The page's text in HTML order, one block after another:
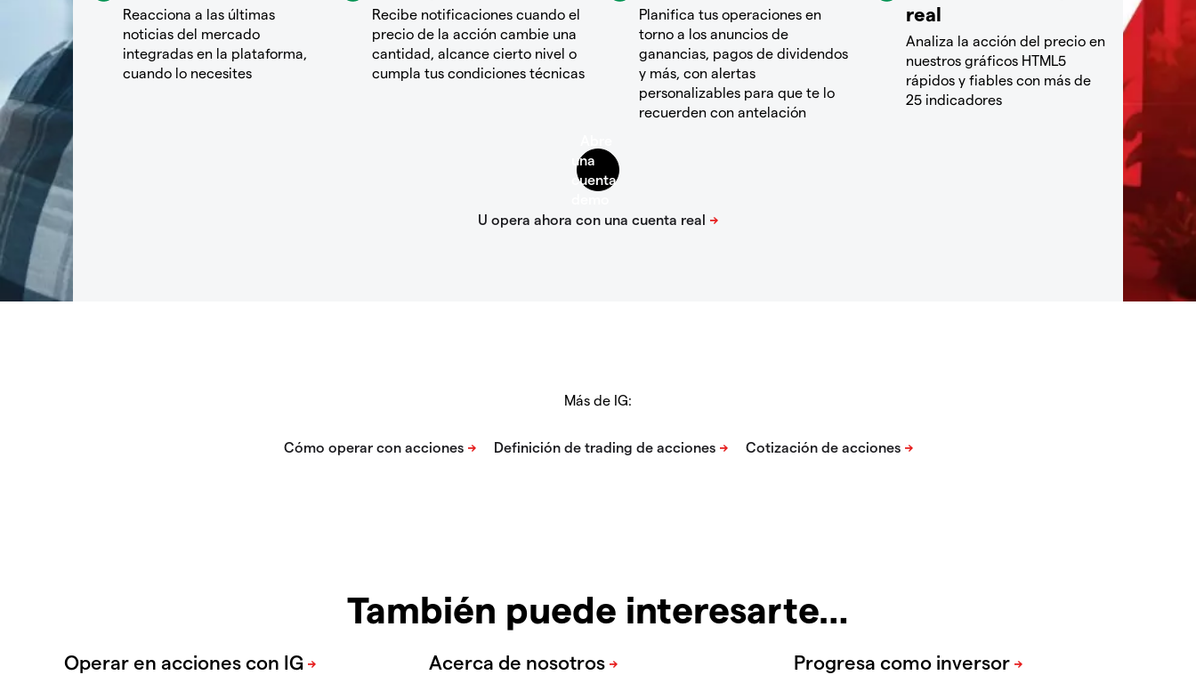
Reacciona a las últimas
noticias del mercado
integradas en la plataforma,
cuando lo necesites
Recibe notificaciones cuando el
precio de la acción cambie una
cantidad, alcance cierto nivel o
cumpla tus condiciones técnicas
Planifica tus operaciones en
torno a los anuncios de
ganancias, pagos de dividendos
y más, con alertas
personalizables para que te lo
recuerden con antelación
real
Analiza la acción del precio en
nuestros gráficos HTML5
rápidos y fiables con más de
25 indicadores
Más de IG:
También puede interesarte…